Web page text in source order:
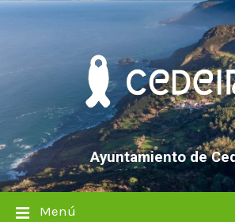
saltar
Saltar
Saltar
Ayuntamiento de
Menú